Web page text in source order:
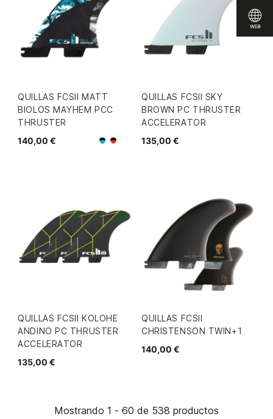
QUILLAS FCSII MATT
BIOLOS MAYHEM PCC
THRUSTER
140,00 €
Negro/Azul
Negro/Rojo
QUILLAS FCSII SKY
BROWN PC THRUSTER
ACCELERATOR
135,00 €
QUILLAS FCSII KOLOHE
ANDINO PC THRUSTER
ACCELERATOR
135,00 €
QUILLAS FCSII
CHRISTENSON TWIN+1
140,00 €
Mostrando 1 - 60 de 538 productos